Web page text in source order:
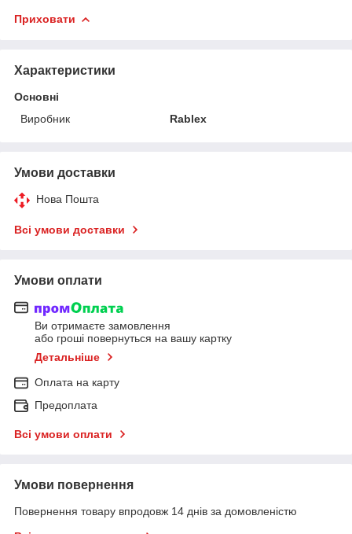
Приховати
Характеристики
Основні
Виробник
Rablex
Умови доставки
Нова Пошта
Всі умови доставки
Умови оплати
Ви отримаєте замовлення
або гроші повернуться на вашу картку
Детальніше
Оплата на карту
Предоплата
Всі умови оплати
Умови повернення
Повернення товару впродовж 14 днів за домовленістю